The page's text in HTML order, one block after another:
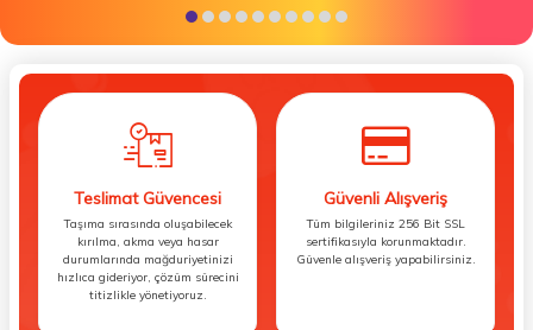
Teslimat Güvencesi
Taşıma sırasında oluşabilecek
kırılma, akma veya hasar
durumlarında mağduriyetinizi
hızlıca gideriyor, çözüm sürecini
titizlikle yönetiyoruz.
Güvenli Alışveriş
Tüm bilgileriniz 256 Bit SSL
sertifikasıyla korunmaktadır.
Güvenle alışveriş yapabilirsiniz.